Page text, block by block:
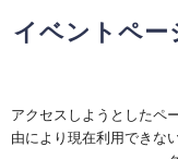
イベントペー
アクセスしようとしたペ
由により現在利用できな